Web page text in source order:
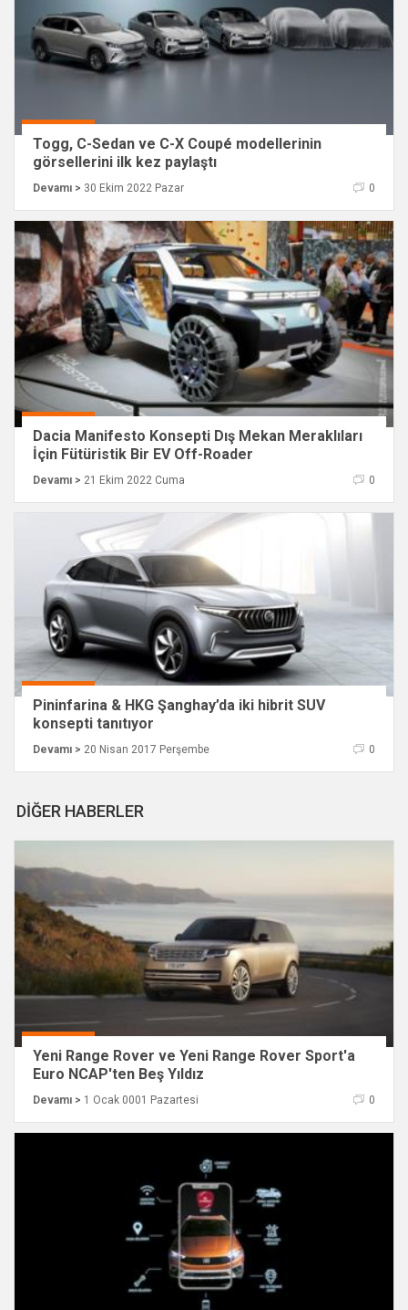
Togg, C-Sedan ve C-X Coupé modellerinin
görsellerini ilk kez paylaştı
Devamı > 30 Ekim 2022 Pazar 0
Dacia Manifesto Konsepti Dış Mekan Meraklıları
İçin Fütüristik Bir EV Off-Roader
Devamı > 21 Ekim 2022 Cuma 0
Pininfarina & HKG Şanghay’da iki hibrit SUV
konsepti tanıtıyor
Devamı > 20 Nisan 2017 Perşembe 0
DİĞER HABERLER
Yeni Range Rover ve Yeni Range Rover Sport'a
Euro NCAP'ten Beş Yıldız
Devamı > 1 Ocak 0001 Pazartesi 0